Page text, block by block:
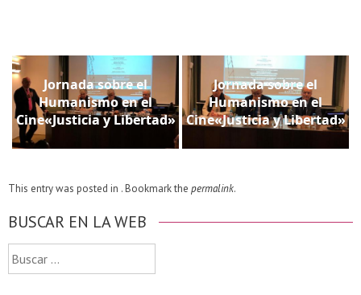
Jornada sobre el
Humanismo en el
Cine«Justicia y Libertad»
Jornada sobre el
Humanismo en el
Cine«Justicia y Libertad»
This entry was posted in . Bookmark the permalink.
BUSCAR EN LA WEB
Buscar: